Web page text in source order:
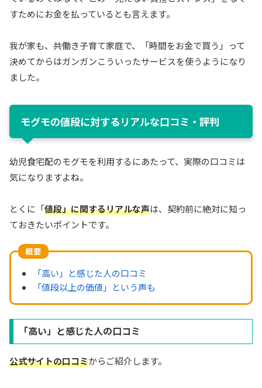
すためにお金を払っているとも言えます。
我が家も、共働き子育て家庭で、「時間をお金で買う」って
決めてからはガンガンこういったサービスを使うようになり
ました。
モグモの値段に対するリアルな口コミ・評判
幼児食宅配のモグモを利用するにあたって、実際の口コミは
気になりますよね。
とくに「値段」に関するリアルな声は、契約前に絶対に知っ
ておきたいポイントです。
概要
「高い」と感じた人の口コミ
「値段以上の価値」という声も
「高い」と感じた人の口コミ
公式サイトの口コミからご紹介します。